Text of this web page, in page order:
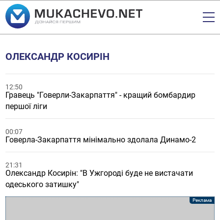
ОЛЕКСАНДР КОСИРІН
12:50
Гравець "Говерли-Закарпаття" - кращий бомбардир
першої ліги
00:07
Говерла-Закарпаття мінімально здолала Динамо-2
21:31
Олександр Косирін: "В Ужгороді буде не вистачати
одеського затишку"